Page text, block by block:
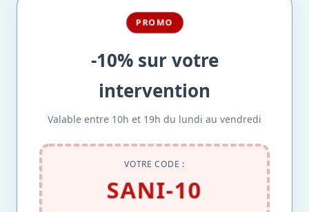
PROMO
-10% sur votre
intervention
Valable entre 10h et 19h du lundi au vendredi
VOTRE CODE :
SANI-10